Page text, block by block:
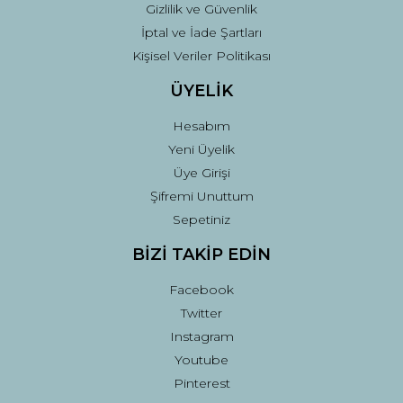
Gizlilik ve Güvenlik
İptal ve İade Şartları
Kişisel Veriler Politikası
ÜYELİK
Hesabım
Yeni Üyelik
Üye Girişi
Şifremi Unuttum
Sepetiniz
BİZİ TAKİP EDİN
Facebook
Twitter
Instagram
Youtube
Pinterest